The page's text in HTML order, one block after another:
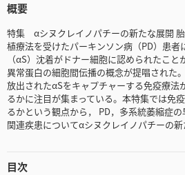
概要
特集 αシヌクレイノパチーの新たな展開
植療法を受けたパーキンソン病（PD）患者
（αS）沈着がドナー細胞に認められたこ
異常蛋白の細胞間伝播の概念が提唱された
放出されたαSをキャプチャーする免疫療法
るかに注目が集まっている。本特集では免
るかという観点から， PD，多系統萎縮症の
関連疾患についてαシヌクレイノパチーの新
目次